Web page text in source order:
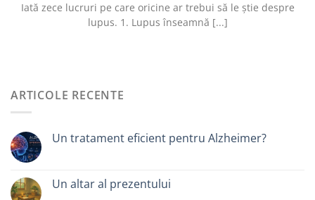
Iată zece lucruri pe care oricine ar trebui să le știe despre
lupus. 1. Lupus înseamnă [...]
ARTICOLE RECENTE
Un tratament eficient pentru Alzheimer?
Un altar al prezentului